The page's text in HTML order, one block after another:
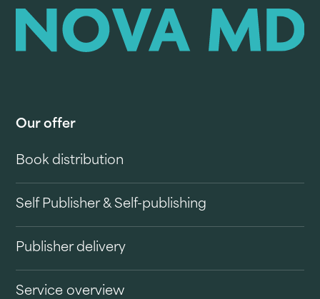
Our offer
Book distribution
Self Publisher & Self-publishing
Publisher delivery
Service overview